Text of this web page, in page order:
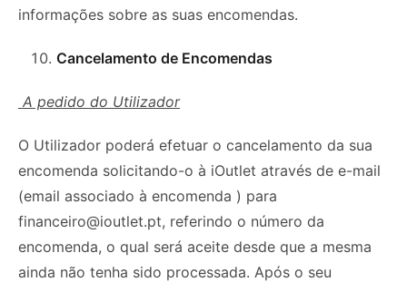
informações sobre as suas encomendas.
Cancelamento de Encomendas
A pedido do Utilizador
O Utilizador poderá efetuar o cancelamento da sua
encomenda solicitando-o à iOutlet através de e-mail
(email associado à encomenda ) para
financeiro@ioutlet.pt, referindo o número da
encomenda, o qual será aceite desde que a mesma
ainda não tenha sido processada. Após o seu